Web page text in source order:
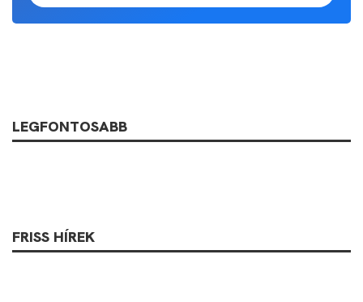
LEGFONTOSABB
FRISS HÍREK